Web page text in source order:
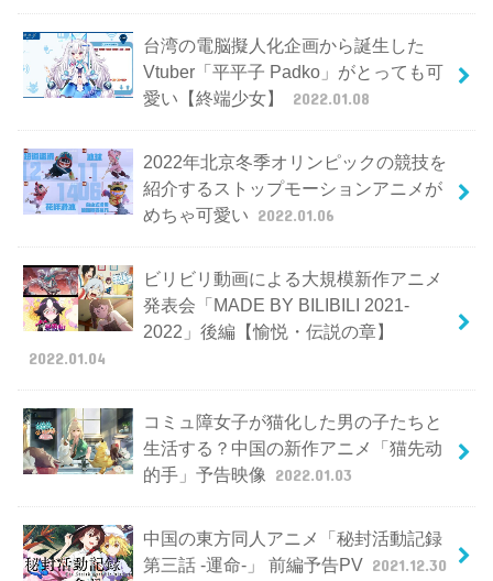
台湾の電脳擬人化企画から誕生した
Vtuber「平平子 Padko」がとっても可
愛い【終端少女】
2022.01.08
2022年北京冬季オリンピックの競技を
紹介するストップモーションアニメが
めちゃ可愛い 2022.01.06
ビリビリ動画による大規模新作アニメ
発表会「MADE BY BILIBILI 2021-
2022」後編【愉悦・伝説の章】
2022.01.04
コミュ障女子が猫化した男の子たちと
生活する？中国の新作アニメ「猫先动
的手」予告映像
2022.01.03
中国の東方同人アニメ「秘封活動記録
第三話 -運命-」 前編予告PV 2021.12.30